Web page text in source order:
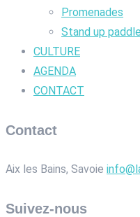
Promenades
Stand up paddle
CULTURE
AGENDA
CONTACT
Contact
Aix les Bains, Savoie
Suivez-nous